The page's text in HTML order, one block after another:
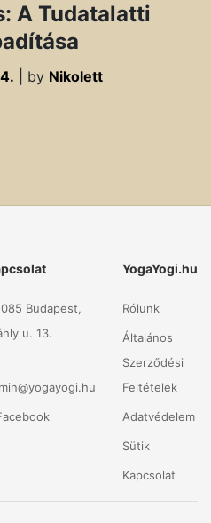
A Tudatalatti
by Nikolett
Budapest,
u. 13.
YogaYogi.hu
Rólunk
Általános
Szerződési
Feltételek
Adatvédelem
Sütik
Kapcsolat